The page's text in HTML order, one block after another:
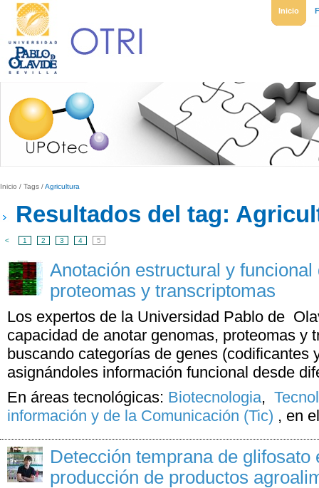
Inicio
Inicio / Tags /Agricultura
Resultados del tag:
< 1 2 3 4 5
Anotación estructural y funcional
proteomas y transcriptomas
Los expertos de la Universidad Pablo de
capacidad de anotar genomas, proteomas y
buscando categorías de genes (codificantes
asignándoles información funcional desde
En áreas tecnológicas: Biotecnologia,
información y de la Comunicación (Tic) , en
Detección temprana de glifosato
producción de productos